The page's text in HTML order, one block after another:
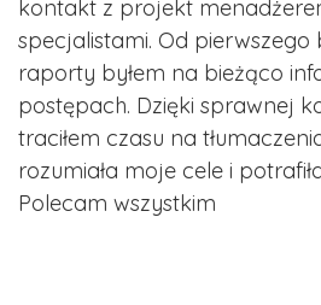
kontakt z projekt
specjalistami. Od
raporty byłem na bieżąco
postępach. Dzięki sprawnej
traciłem czasu na
rozumiała moje cele i
Polecam wszystkim